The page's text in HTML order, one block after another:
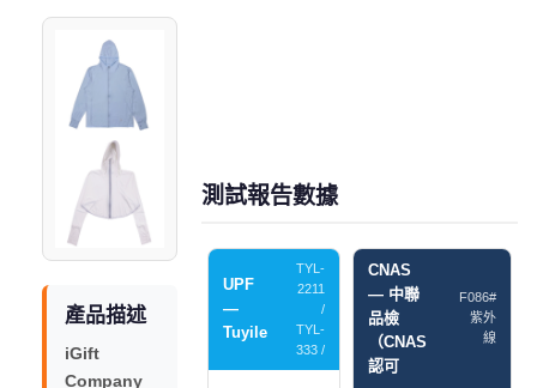
產品描述
iGift
Company
測試報告數據
UPF
—
Tuyile
TYL-
2211
/
TYL-
333 /
CNAS
— 中聯
品檢
（CNAS
認可
F086#
紫外
線